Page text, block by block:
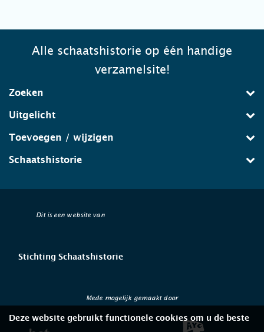
Alle schaatshistorie op één handige
verzamelsite!
Zoeken
Uitgelicht
Toevoegen / wijzigen
Schaatshistorie
Dit is een website van
Stichting Schaatshistorie
Mede mogelijk gemaakt door
Deze website gebruikt functionele cookies om u de beste